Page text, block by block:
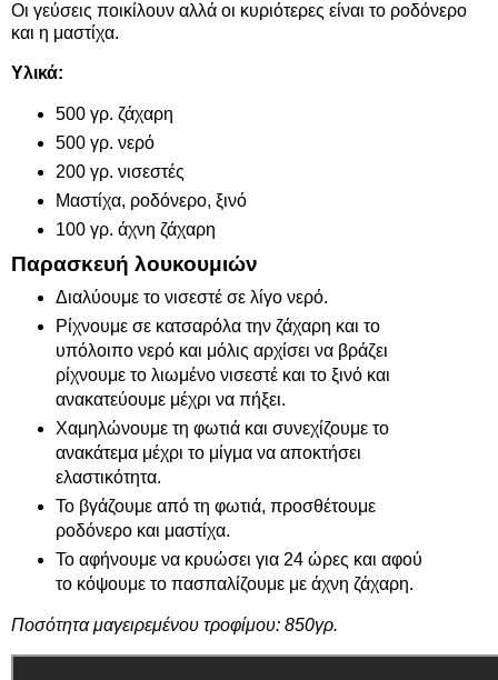
Οι γεύσεις ποικίλουν αλλά οι κυριότερες είναι το ροδόνερο
και η μαστίχα.
Υλικά:
500 γρ. ζάχαρη
500 γρ. νερό
200 γρ. νισεστές
Μαστίχα, ροδόνερο, ξινό
100 γρ. άχνη ζάχαρη
Παρασκευή λουκουμιών
Διαλύουμε το νισεστέ σε λίγο νερό.
Ρίχνουμε σε κατσαρόλα την ζάχαρη και το
υπόλοιπο νερό και μόλις αρχίσει να βράζει
ρίχνουμε το λιωμένο νισεστέ και το ξινό και
ανακατεύουμε μέχρι να πήξει.
Χαμηλώνουμε τη φωτιά και συνεχίζουμε το
ανακάτεμα μέχρι το μίγμα να αποκτήσει
ελαστικότητα.
Το βγάζουμε από τη φωτιά, προσθέτουμε
ροδόνερο και μαστίχα.
Το αφήνουμε να κρυώσει για 24 ώρες και αφού
το κόψουμε το πασπαλίζουμε με άχνη ζάχαρη.
Ποσότητα μαγειρεμένου τροφίμου: 850γρ.